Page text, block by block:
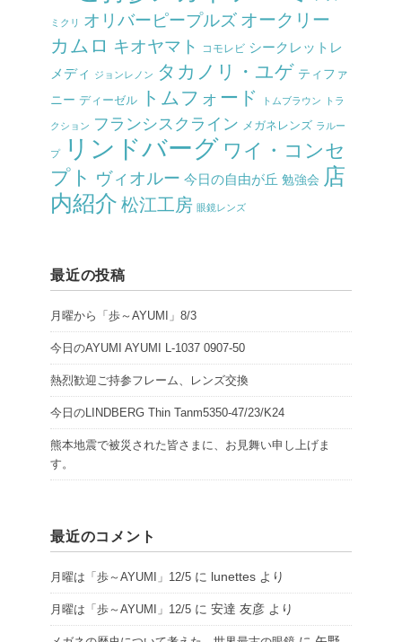
ミクリ オリバーピープルズ オークリー
カムロ キオヤマト コモレビ シークレットレ
メディ
ジョンレノン タカノリ・ユゲ ティファ
ニー ディーゼル トムフォード トムブラウン トラ
クション フランシスクライン メガネレンズ ラルー
プ リンドバーグ ワイ・コンセ
プト ヴィオルー 今日の自由が丘 勉強会 店
内紹介 松江工房 眼鏡レンズ
最近の投稿
月曜から「歩～AYUMI」8/3
今日のAYUMI AYUMI L-1037 0907-50
熱烈歓迎ご持参フレーム、レンズ交換
今日のLINDBERG Thin Tanm5350-47/23/K24
熊本地震で被災された皆さまに、お見舞い申し上げま
す。
最近のコメント
月曜は「歩～AYUMI」12/5 に lunettes より
月曜は「歩～AYUMI」12/5 に 安達 友彦 より